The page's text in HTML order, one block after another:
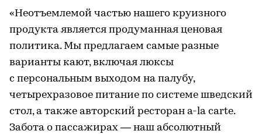
«Неотъемлемой частью нашего круизного
продукта является продуманная ценовая
политика. Мы предлагаем самые разные
варианты кают, включая люксы
с персональным выходом на палубу,
четырехразовое питание по системе шведский
стол, а также авторский ресторан a-la carte.
Забота о пассажирах — наш абсолютный